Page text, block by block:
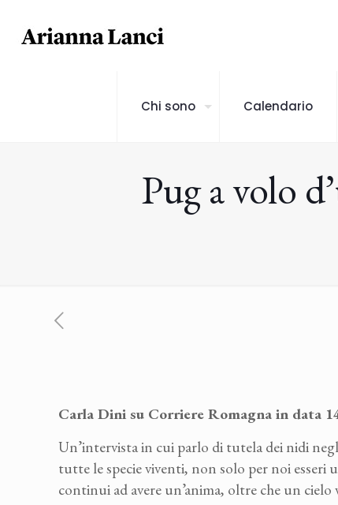
Chi sono Calendario
Pug a volo
Carla Dini su Corriere Romagna in data
Un’intervista in cui parlo di tutela dei nidi
tutte le specie viventi, non solo per noi esseri
continui ad avere un’anima, oltre che un cielo